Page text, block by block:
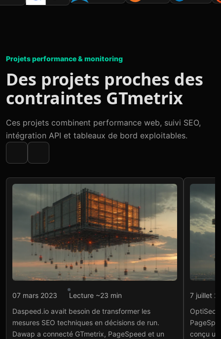
Projets performance & monitoring
Des projets proches des
contraintes GTmetrix
Ces projets combinent performance web, suivi SEO,
intégration API et tableaux de bord exploitables.
Intégration API
SEO par API
Voir le projet→
07 mars 2023
Lecture ~23 min
Daspeed.io avait besoin de transformer les
mesures SEO techniques en décisions de run.
Dawap a connecté GTmetrix, PageSpeed et un
7 juillet
conçu